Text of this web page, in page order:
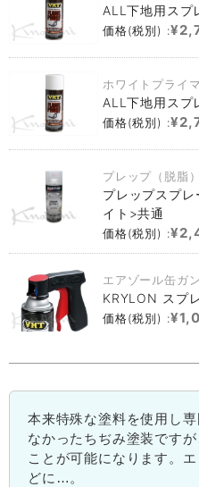
ALL下地用スプ
価格(税別) :
ホワイトプライ
ALL下地用スプ
価格(税別) :
プレップ（脱脂
プレップスプ
イト>共通
価格(税別) :
エアゾール缶ガ
KRYLON スプ
価格(税別) :
本来特殊な塗料を使用し
なかったちぢみ塗装です
ことが可能になります。
どに…。